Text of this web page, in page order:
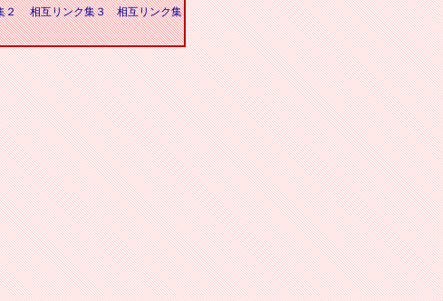
２ 相互リンク集３
相互リンク集